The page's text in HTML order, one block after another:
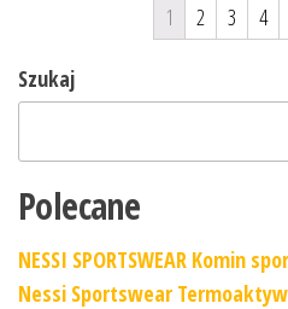
1 2 3 4
Szukaj
Polecane
NESSI SPORTSWEAR Komin
Nessi Sportswear